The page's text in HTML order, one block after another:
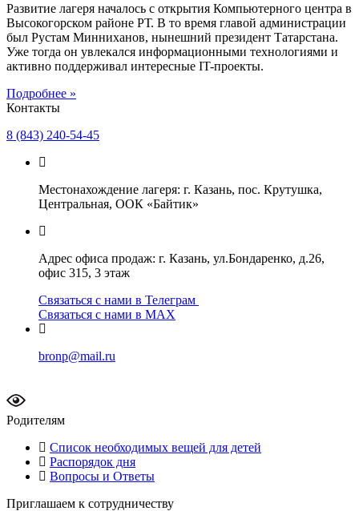
Развитие лагеря началось с открытия Компьютерного центра в
Высокогорском районе РТ. В то время главой администрации
был Рустам Минниханов, нынешний президент Татарстана.
Уже тогда он увлекался информационными технологиями и
активно поддерживал интересные IT-проекты.
Подробнее »
Контакты
8 (843) 240-54-45
Местонахождение лагеря: г. Казань, пос. Крутушка,
Центральная, ООК «Байтик»
Адрес офиса продаж: г. Казань, ул.Бондаренко, д.26,
офис 315, 3 этаж
Связаться с нами в Телеграм
Связаться с нами в МАХ
bronp@mail.ru
Родителям
Список необходимых вещей для детей
Распорядок дня
Вопросы и Ответы
Приглашаем к сотрудничеству